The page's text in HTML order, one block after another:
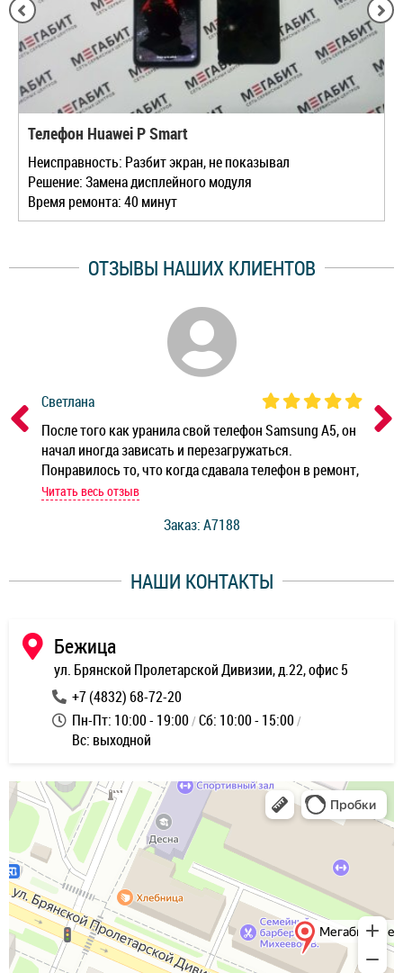
Телефон Huawei P Smart
Неисправность: Разбит экран, не показывал
Решение: Замена дисплейного модуля
Время ремонта: 40 минут
ОТЗЫВЫ НАШИХ КЛИЕНТОВ
Светлана
После того как уранила свой телефон Samsung A5, он
начал иногда зависать и перезагружаться.
Понравилось то, что когда сдавала телефон в ремонт,
мастер при мне сделал быструю диагностику и сказал
работы и оперативность!
Читать весь отзыв
Заказ: A7188
НАШИ КОНТАКТЫ
Бежица
ул. Брянской Пролетарской Дивизии, д.22, офис 5
+7 (4832) 68-72-20
Пн-Пт: 10:00 - 19:00 Сб: 10:00 - 15:00
Вс: выходной